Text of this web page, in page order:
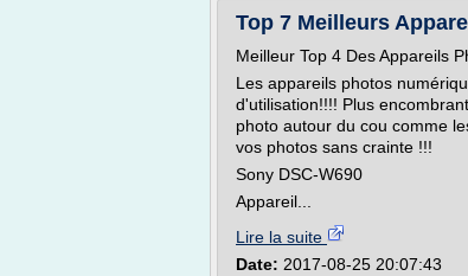
Top 7 Meilleurs
Meilleur Top 4 Des Appareils
Les appareils photos
d'utilisation!!!! Plus
photo autour du cou comme
vos photos sans crainte !!!
Sony DSC-W690
Appareil...
Lire la suite
Date: 2017-08-25 20:07:43